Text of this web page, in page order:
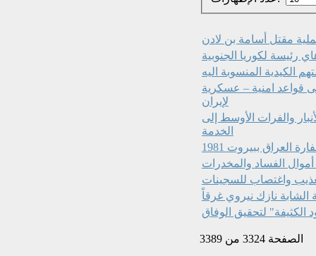
رئيسة لكوريا الجنوبية
الكيدية المنسوبة اليه
امنية – عسكرية
لإيران
والفرات الأوسط إلى
ببيروت 1981
الفساد والمخدرات
واغتصاب للسجينات
الشابة نازك نيروي غرقاً
لتحقيق الوفاق
الصفحة 3324 من 3389